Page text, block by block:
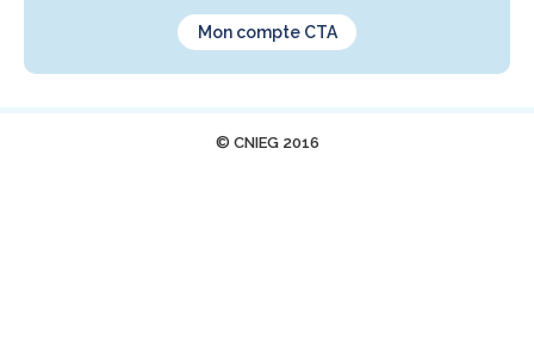
Mon compte CTA
© CNIEG 2016